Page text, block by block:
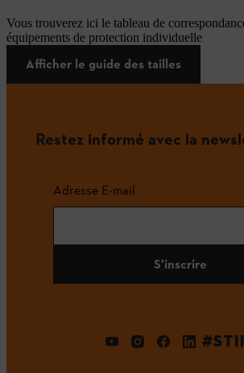
Vous trouverez ici le tableau de
équipements de protection individuelle
Afficher le guide des tailles
Restez informé avec la
Adresse E-mail
S'inscrire